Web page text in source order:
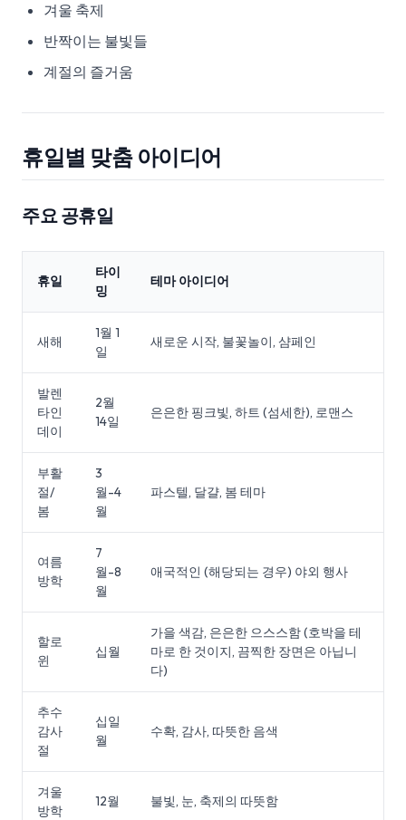
겨울 축제
반짝이는 불빛들
계절의 즐거움
휴일별 맞춤 아이디어
주요 공휴일
휴일
타이
밍
테마 아이디어
새해
1월 1
일
새로운 시작, 불꽃놀이, 샴페인
발렌
타인
데이
2월
14일
은은한 핑크빛, 하트 (섬세한), 로맨스
부활
절/
봄
3
월-4
월
파스텔, 달걀, 봄 테마
여름
방학
7
월-8
월
애국적인 (해당되는 경우) 야외 행사
할로
윈
십월
가을 색감, 은은한 으스스함 (호박을 테
마로 한 것이지, 끔찍한 장면은 아닙니
다)
추수
감사
절
십일
월
수확, 감사, 따뜻한 음색
겨울
방학
12월 불빛, 눈, 축제의 따뜻함